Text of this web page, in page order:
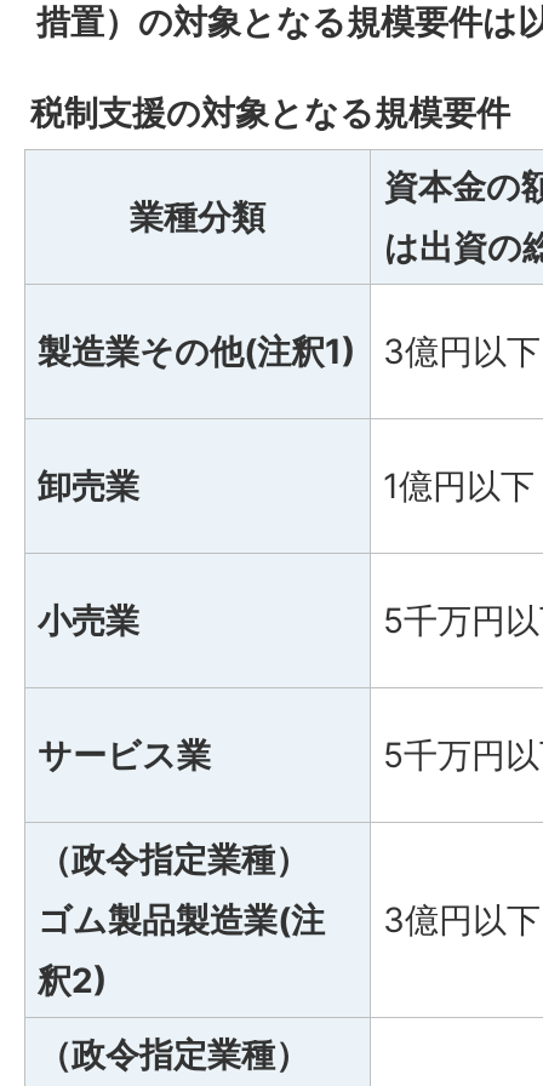
措置）の対象となる規模要件は
税制支援の対象となる規模要件
業種分類
資本金の
は出資の
製造業その他(注釈1) 3億円以下
卸売業 1億円以下
小売業 5千万円
サービス業 5千万円
（政令指定業種）
ゴム製品製造業(注
釈2)
3億円以下
（政令指定業種）